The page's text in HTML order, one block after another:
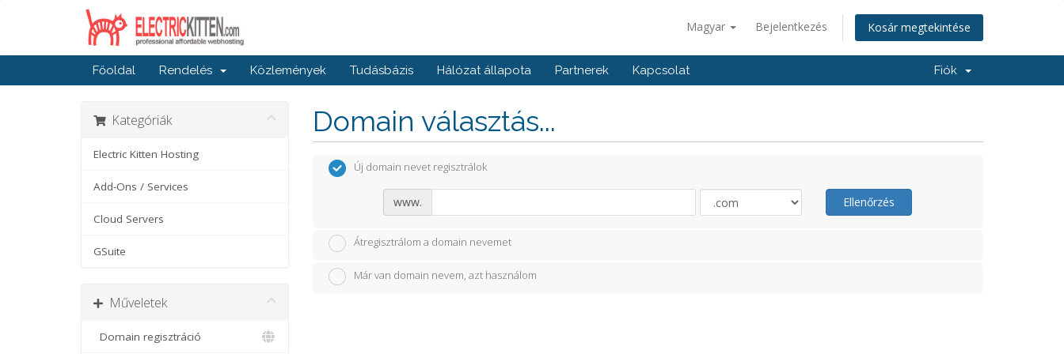
Magyar Bejelentkezés Kosár megtekintése
Főoldal Rendelés Közlemények Tudásbázis Hálózat állapota Partnerek Kapcsolat Fiók
Kategóriák
Electric Kitten Hosting
Add-Ons / Services
Cloud Servers
GSuite
Műveletek
Domain regisztráció
Domain választás...
Új domain nevet regisztrálok
www. Ellenőrzés
Átregisztrálom a domain nevemet
Már van domain nevem, azt használom